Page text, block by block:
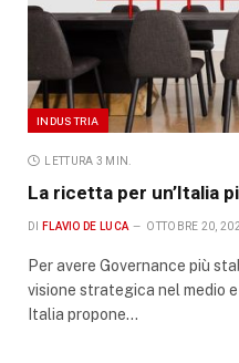
INDUSTRIA
LETTURA 3 MIN.
La ricetta per un’Italia
DI FLAVIO DE LUCA OTTOBRE 20,
Per avere Governance più
visione strategica nel medio
Italia propone…